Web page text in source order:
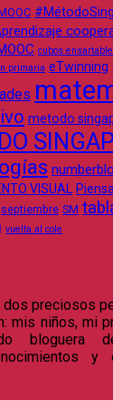
cubos
primaria eTwinning
metodo
VISUAL
septiembre SM
vuelta al cole
dos preciosos
mis niños, mi
bloguera
y